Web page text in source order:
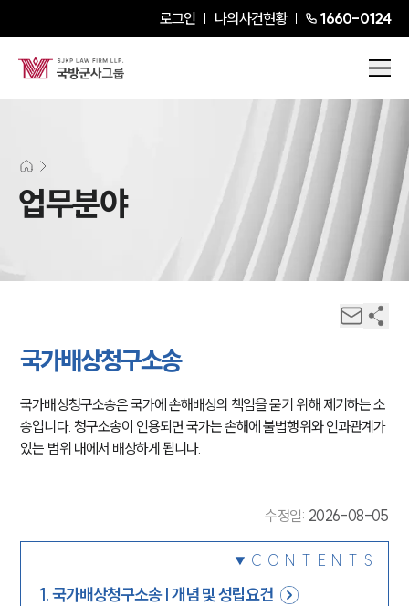
로그인 나의사건현황 1660-0124
업무분야
국가배상청구소송
국가배상청구소송은 국가에 손해배상의 책임을 묻기 위해 제기하는 소
송입니다. 청구소송이 인용되면 국가는 손해에 불법행위와 인과관계가
있는 범위 내에서 배상하게 됩니다.
수정일: 2026-08-05
CONTENTS
1.국가배상청구소송 | 개념 및 성립요건